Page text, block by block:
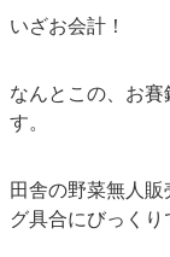
いざお会計！
なんとこの、お
す。
田舎の野菜無人
グ具合にびっくり